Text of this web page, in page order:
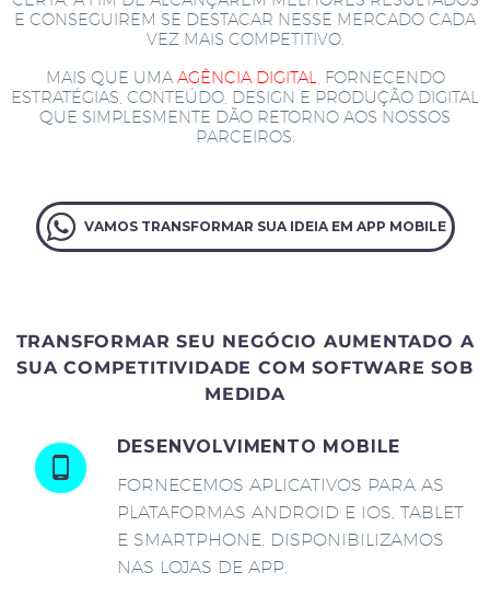
E CONSEGUIREM SE DESTACAR NESSE MERCADO CADA
VEZ MAIS COMPETITIVO.
MAIS QUE UMA AGÊNCIA DIGITAL
, FORNECENDO
ESTRATÉGIAS, CONTEÚDO, DESIGN E PRODUÇÃO DIGITAL
QUE SIMPLESMENTE DÃO RETORNO AOS NOSSOS
PARCEIROS.
VAMOS TRANSFORMAR SUA IDEIA EM APP MOBILE
TRANSFORMAR SEU NEGÓCIO AUMENTADO A
SUA COMPETITIVIDADE COM SOFTWARE SOB
MEDIDA
DESENVOLVIMENTO MOBILE
FORNECEMOS APLICATIVOS PARA AS
PLATAFORMAS ANDROID E IOS, TABLET
E SMARTPHONE. DISPONIBILIZAMOS
NAS LOJAS DE APP.